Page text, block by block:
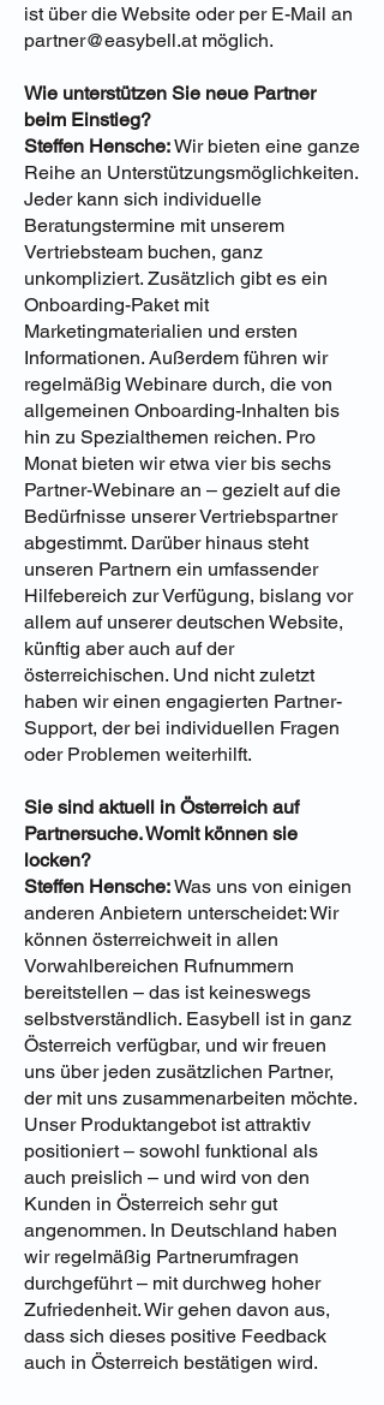
ist über die Website oder per E-Mail an
partner@easybell.atmöglich.
Wie unterstützen Sie neue Partner
beim Einstieg?
Steffen Hensche:Wir bieten eine ganze
Reihe an Unterstützungsmöglichkeiten.
Jeder kann sich individuelle
Beratungstermine mit unserem
Vertriebsteam buchen, ganz
unkompliziert. Zusätzlich gibt es ein
Onboarding-Paket mit
Marketingmaterialien und ersten
Informationen. Außerdem führen wir
regelmäßig Webinare durch, die von
allgemeinen Onboarding-Inhalten bis
hin zu Spezialthemen reichen. Pro
Monat bieten wir etwa vier bis sechs
Partner-Webinare an – gezielt auf die
Bedürfnisse unserer Vertriebspartner
abgestimmt. Darüber hinaus steht
unseren Partnern ein umfassender
Hilfebereich zur Verfügung, bislang vor
allem auf unserer deutschen Website,
künftig aber auch auf der
österreichischen. Und nicht zuletzt
haben wir einen engagierten Partner-
Support, der bei individuellen Fragen
oder Problemen weiterhilft.
Sie sind aktuell in Österreich auf
Partnersuche. Womit können sie
locken?
Steffen Hensche:Was uns von einigen
anderen Anbietern unterscheidet: Wir
können österreichweit in allen
Vorwahlbereichen Rufnummern
bereitstellen – das ist keineswegs
selbstverständlich. Easybell ist in ganz
Österreich verfügbar, und wir freuen
uns über jeden zusätzlichen Partner,
der mit uns zusammenarbeiten möchte.
Unser Produktangebot ist attraktiv
positioniert – sowohl funktional als
auch preislich – und wird von den
Kunden in Österreich sehr gut
angenommen. In Deutschland haben
wir regelmäßig Partnerumfragen
durchgeführt – mit durchweg hoher
Zufriedenheit. Wir gehen davon aus,
dass sich dieses positive Feedback
auch in Österreich bestätigen wird.